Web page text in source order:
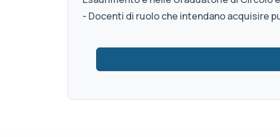
- Docenti di ruolo che intendano acquisire